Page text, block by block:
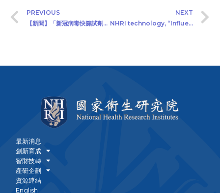
PREVIOUS
【新聞】「新冠病毒快篩試劑」今招商 國衛院：未來盼像驗孕棒一樣簡易
NEXT
NHRI technology, “Influenza vaccine production using suspension MDCK (NHRI sMDCK) cells” (abbreviated as “The Technology”) available for technology licensing. (2020/04/15)
最新消息
創新育成
智財技轉
產研企劃
資源連結
English